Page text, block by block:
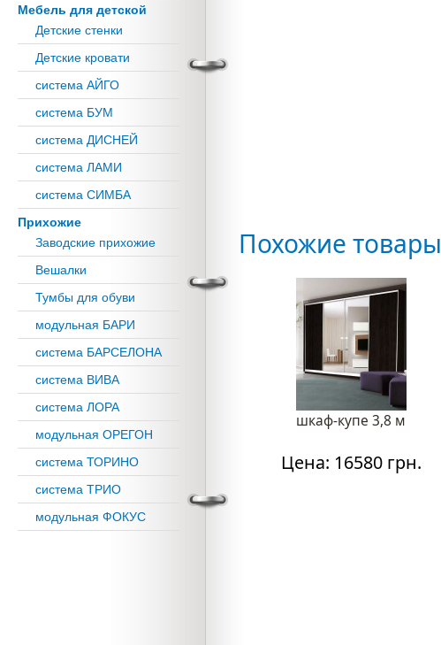
Похожие товары
шкаф-купе 3,8 м
Цена: 16580 грн.
Мебель для детской
Детские стенки
Детские кровати
система АЙГО
система БУМ
система ДИСНЕЙ
система ЛАМИ
система СИМБА
Прихожие
Заводские прихожие
Вешалки
Тумбы для обуви
модульная БАРИ
система БАРСЕЛОНА
система ВИВА
система ЛОРА
модульная ОРЕГОН
система ТОРИНО
система ТРИО
модульная ФОКУС